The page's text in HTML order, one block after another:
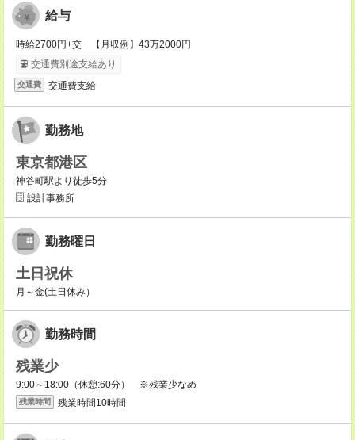
給与
時給2700円+交 【月収例】43万2000円
交通費別途支給あり
交通費 交通費支給
勤務地
東京都港区
神谷町駅より徒歩5分
設計事務所
勤務曜日
土日祝休
月～金(土日休み）
勤務時間
残業少
9:00～18:00（休憩:60分） ※残業少なめ
残業時間 残業時間10時間